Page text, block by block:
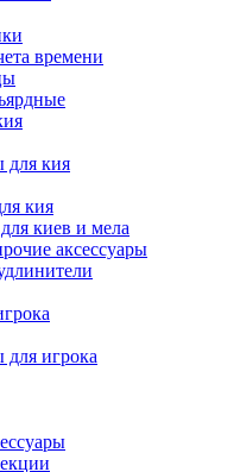
времени
для кия
кия
киев и мела
аксессуары
для игрока